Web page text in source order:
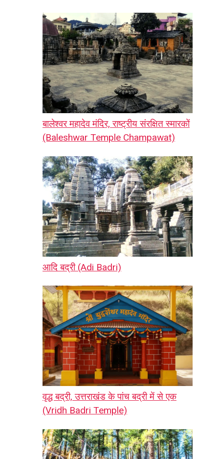
बालेश्वर महादेव मंदिर, राष्ट्रीय संरक्षित स्मारकों
(Baleshwar Temple Champawat)
आदि बद्री (Adi Badri)
वृद्ध बद्री, उत्तराखंड के पांच बद्री में से एक
(Vridh Badri Temple)